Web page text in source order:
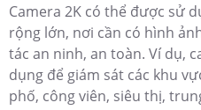
Camera 2K có thể được sử
rộng lớn, nơi cần có hình
tác an ninh, an toàn. Ví dụ,
dụng để giám sát các khu
phố, công viên, siêu thị,